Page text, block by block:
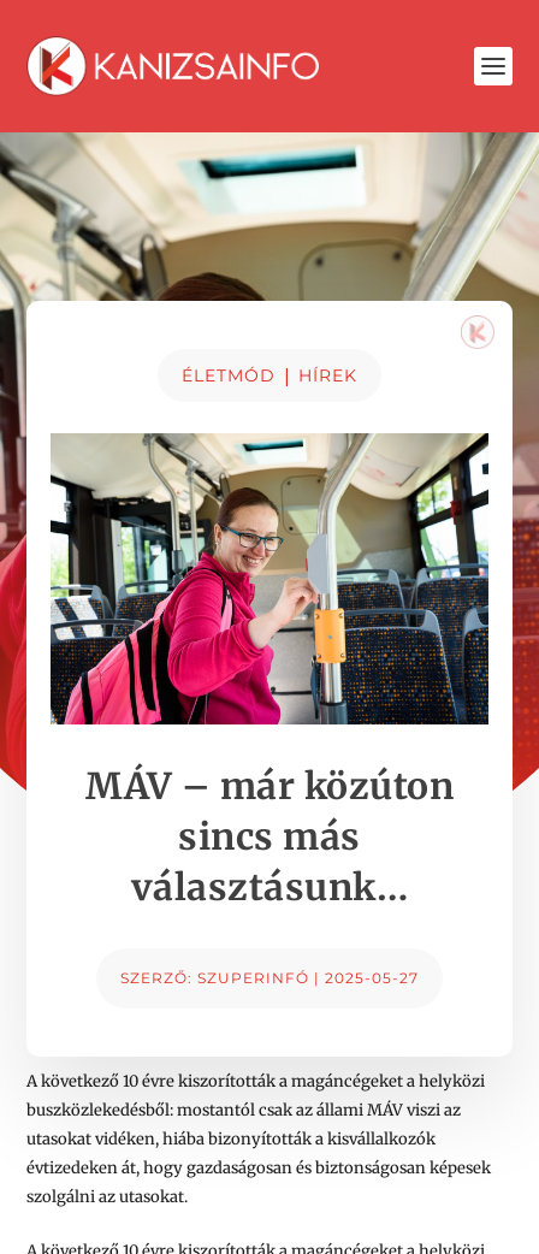
ÉLETMÓD | HÍREK
MÁV – már közúton
sincs más
választásunk…
SZERZŐ: SZUPERINFÓ | 2025-05-27
A következő 10 évre kiszorították a magáncégeket a helyközi
buszközlekedésből: mostantól csak az állami MÁV viszi az
utasokat vidéken, hiába bizonyították a kisvállalkozók
évtizedeken át, hogy gazdaságosan és biztonságosan képesek
szolgálni az utasokat.